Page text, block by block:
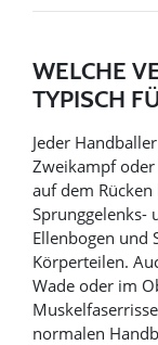
WELCHE
TYPISCH
Jeder
Zweikampf
auf dem
Sprunggelenks-
Ellenbogen und
Körperteilen.
Wade oder im
normalen